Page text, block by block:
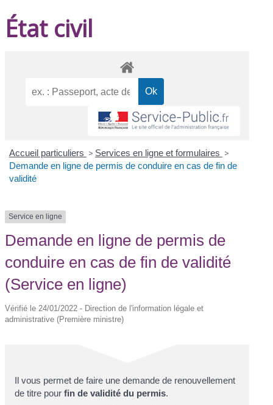
État civil
Accueil particuliers > Services en ligne et formulaires >
Demande en ligne de permis de conduire en cas de fin de
validité
Service en ligne
Demande en ligne de permis de
conduire en cas de fin de validité
(Service en ligne)
Vérifié le 24/01/2022 - Direction de l'information légale et
administrative (Première ministre)
Il vous permet de faire une demande de renouvellement
de titre pourfin de validité du permis.